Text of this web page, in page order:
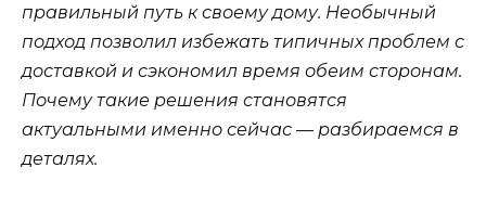
правильный путь к своему дому. Необычный
подход позволил избежать типичных проблем с
доставкой и сэкономил время обеим сторонам.
Почему такие решения становятся
актуальными именно сейчас — разбираемся в
деталях.